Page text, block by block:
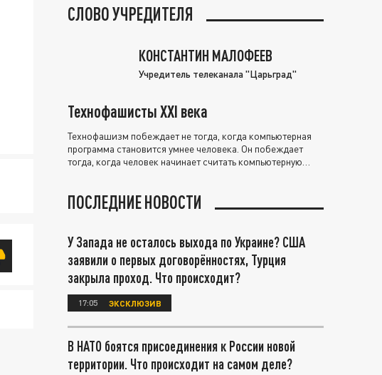
СЛОВО УЧРЕДИТЕЛЯ
КОНСТАНТИН МАЛОФЕЕВ
Учредитель телеканала "Царьград"
Технофашисты XXI века
Технофашизм побеждает не тогда, когда компьютерная
программа становится умнее человека. Он побеждает
тогда, когда человек начинает считать компьютерную
ПОСЛЕДНИЕ НОВОСТИ
У Запада не осталось выхода по Украине? США
заявили о первых договорённостях, Турция
закрыла проход. Что происходит?
17:05 ЭКСКЛЮЗИВ
В НАТО боятся присоединения к России новой
территории. Что происходит на самом деле?